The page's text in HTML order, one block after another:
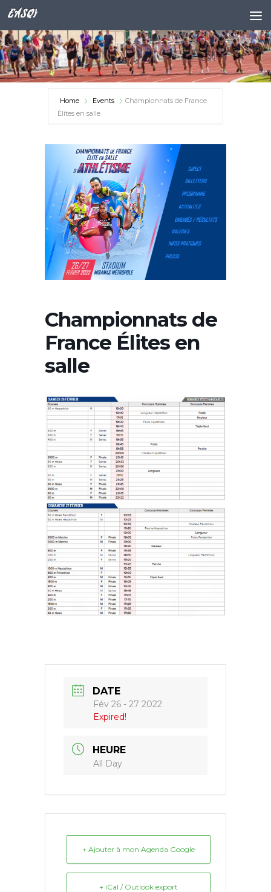
Skip to content
EASQY
Home Events
Championnats de France
Élites en salle
Championnats de
France Élites en
salle
DATE
Fév 26 - 27 2022
Expired!
HEURE
All Day
+ Ajouter à mon Agenda Google
+ iCal / Outlook export